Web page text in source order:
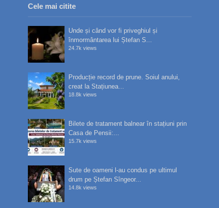
Cele mai citite
Unde și când vor fi priveghiul și
înmormântarea lui Ștefan S...
24.7k views
Producție record de prune. Soiul anului,
creat la Stațiunea...
18.8k views
Bilete de tratament balnear în stațiuni prin
Casa de Pensii:...
15.7k views
Sute de oameni l-au condus pe ultimul
drum pe Ștefan Sîngeor...
14.8k views